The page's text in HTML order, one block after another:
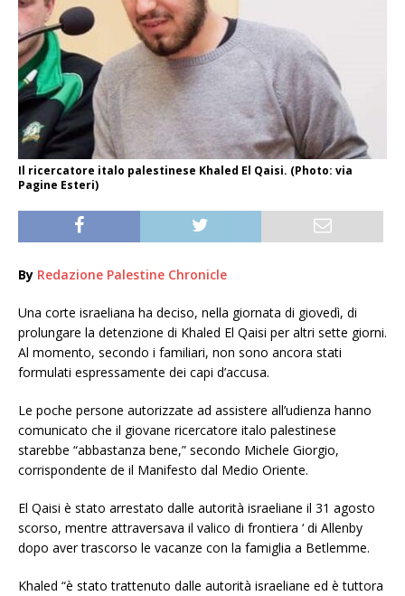
Il ricercatore italo palestinese Khaled El Qaisi. (Photo: via
Pagine Esteri)
By Redazione Palestine Chronicle
Una corte israeliana ha deciso, nella giornata di giovedì, di
prolungare la detenzione di Khaled El Qaisi per altri sette giorni.
Al momento, secondo i familiari, non sono ancora stati
formulati espressamente dei capi d’accusa.
Le poche persone autorizzate ad assistere all’udienza hanno
comunicato che il giovane ricercatore italo palestinese
starebbe “abbastanza bene,” secondo Michele Giorgio,
corrispondente de il Manifesto dal Medio Oriente.
El Qaisi è stato arrestato dalle autorità israeliane il 31 agosto
scorso, mentre attraversava il valico di frontiera ‘ di Allenby
dopo aver trascorso le vacanze con la famiglia a Betlemme.
Khaled “è stato trattenuto dalle autorità israeliane ed è tuttora